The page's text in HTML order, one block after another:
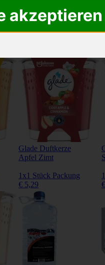
akzeptieren
Diverses
Glade Duftkerze
Apfel Zimt
1x1 Stück Packung
€ 5,29